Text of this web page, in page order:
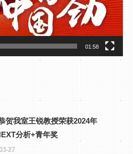
01:58
贺我室王锐教授荣获2024年
分析+青年奖
27